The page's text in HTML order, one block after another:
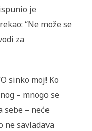
je
“Ne može se
za
sinko moj! Ko
– mnogo se
– neće
ne savladava